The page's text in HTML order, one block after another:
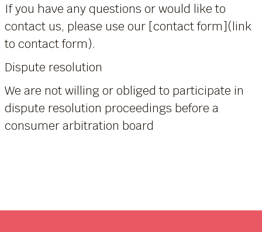
If you have any questions or would like to
contact us, please use our [contact form](link
to contact form).
Dispute resolution
We are not willing or obliged to participate in
dispute resolution proceedings before a
consumer arbitration board